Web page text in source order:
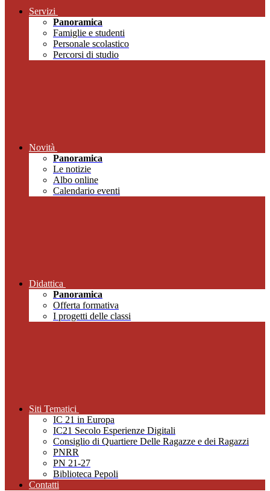
Servizi
Panoramica
Famiglie e studenti
Personale scolastico
Percorsi di studio
Novità
Panoramica
Le notizie
Albo online
Calendario eventi
Didattica
Panoramica
Offerta formativa
I progetti delle classi
Siti Tematici
IC 21 in Europa
IC21 Secolo Esperienze Digitali
Consiglio di Quartiere Delle Ragazze e dei Ragazzi
PNRR
PN 21-27
Biblioteca Pepoli
Contatti